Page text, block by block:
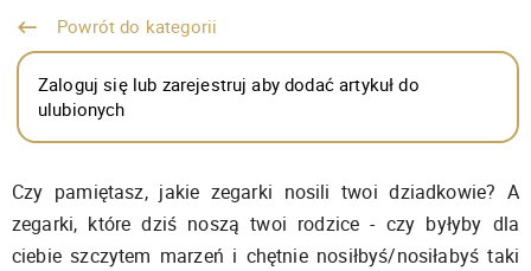
Powrót do kategorii
Zaloguj się lub zarejestruj aby dodać artykuł do
ulubionych
Czy pamiętasz, jakie zegarki nosili twoi dziadkowie? A
zegarki, które dziś noszą twoi rodzice - czy byłyby dla
ciebie szczytem marzeń i chętnie nosiłbyś/nosiłabyś taki